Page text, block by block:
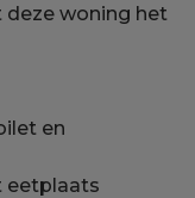
deze woning het
en
eetplaats